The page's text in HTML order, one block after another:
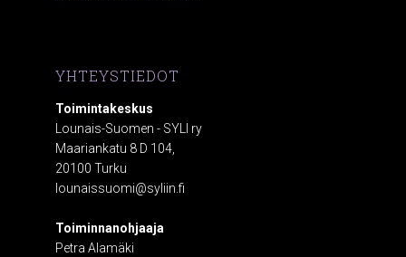
YHTEYSTIEDOT
Toimintakeskus
Lounais-Suomen - SYLI ry
Maariankatu 8 D 104,
20100 Turku
lounaissuomi@syliin.fi
Toiminnanohjaaja
Petra Alamäki